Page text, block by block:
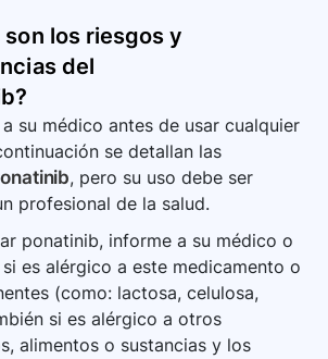
son los riesgos y
del
?
su médico antes de usar cualquier
se detallan las
, pero su uso debe ser
profesional de la salud.
ponatinib, informe a su médico o
es alérgico a este medicamento o
(como: lactosa, celulosa,
si es alérgico a otros
alimentos o sustancias y los